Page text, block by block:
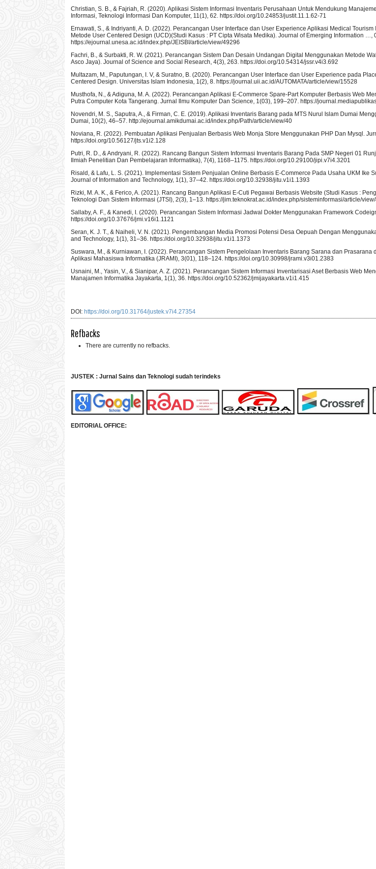
Christian, S. B., & Fajriah, R. (2020). Aplikasi Sistem Informasi Inventaris Perusahaan Untuk Mendukung
Informasi, Teknologi Informasi Dan Komputer, 11(1), 62. https://doi.org/10.24853/justit.11.1.62-71
Ernawati, S., & Indriyanti, A. D. (2022). Perancangan User Interface dan User Experience Aplikasi Medical
Metode User Centered Design (UCD)(Studi Kasus : PT Cipta Wisata Medika). Journal of Emerging Information …,
https://ejournal.unesa.ac.id/index.php/JEISBI/article/view/49296
Fachri, B., & Surbakti, R. W. (2021). Perancangan Sistem Dan Desain Undangan Digital Menggunakan Metode
Asco Jaya). Journal of Science and Social Research, 4(3), 263. https://doi.org/10.54314/jssr.v4i3.692
Multazam, M., Paputungan, I. V, & Suratno, B. (2020). Perancangan User Interface dan User Experience pada
Centered Design. Universitas Islam Indonesia, 1(2), 8. https://journal.uii.ac.id/AUTOMATA/article/view/15528
Musthofa, N., & Adiguna, M. A. (2022). Perancangan Aplikasi E-Commerce Spare-Part Komputer Berbasis Web
Putra Computer Kota Tangerang. Jurnal Ilmu Komputer Dan Science, 1(03), 199–207. https://
Novendri, M. S., Saputra, A., & Firman, C. E. (2019). Aplikasi Inventaris Barang pada MTS Nurul Islam Dumai
Dumai, 10(2), 46–57. http://ejournal.amikdumai.ac.id/index.php/Path/article/view/40
Noviana, R. (2022). Pembuatan Aplikasi Penjualan Berbasis Web Monja Store Menggunakan PHP Dan Mysql.
https://doi.org/10.56127/jts.v1i2.128
Putri, R. D., & Andryani, R. (2022). Rancang Bangun Sistem Informasi Inventaris Barang Pada SMP Negeri 01
Ilmiah Penelitian Dan Pembelajaran Informatika), 7(4), 1168–1175. https://doi.org/10.29100/jipi.v7i4.3201
Risald, & Lafu, L. S. (2021). Implementasi Sistem Penjualan Online Berbasis E-Commerce Pada Usaha UKM Ike
Journal of Information and Technology, 1(1), 37–42. https://doi.org/10.32938/jitu.v1i1.1393
Rizki, M. A. K., & Ferico, A. (2021). Rancang Bangun Aplikasi E-Cuti Pegawai Berbasis Website (Studi Kasus :
Teknologi Dan Sistem Informasi (JTSI), 2(3), 1–13. https://jim.teknokrat.ac.id/index.php/sisteminformasi/article/
Sallaby, A. F., & Kanedi, I. (2020). Perancangan Sistem Informasi Jadwal Dokter Menggunakan Framework
https://doi.org/10.37676/jmi.v16i1.1121
Seran, K. J. T., & Naiheli, V. N. (2021). Pengembangan Media Promosi Potensi Desa Oepuah Dengan
and Technology, 1(1), 31–36. https://doi.org/10.32938/jitu.v1i1.1373
Suswara, M., & Kurniawan, I. (2022). Perancangan Sistem Pengelolaan Inventaris Barang Sarana dan Prasarana
Aplikasi Mahasiswa Informatika (JRAMI), 3(01), 118–124. https://doi.org/10.30998/jrami.v3i01.2383
Usnaini, M., Yasin, V., & Sianipar, A. Z. (2021). Perancangan Sistem Informasi Inventarisasi Aset Berbasis Web
Manajamen Informatika Jayakarta, 1(1), 36. https://doi.org/10.52362/jmijayakarta.v1i1.415
DOI: https://doi.org/10.31764/justek.v7i4.27354
Refbacks
There are currently no refbacks.
JUSTEK : Jurnal Sains dan Teknologi sudah terindeks
EDITORIAL OFFICE: